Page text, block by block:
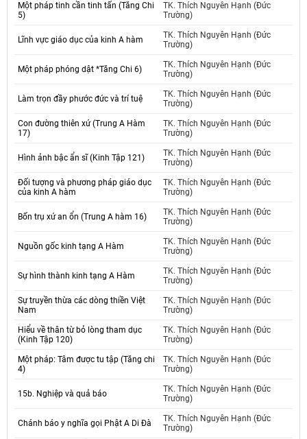
Một pháp tinh cần tinh tấn (Tăng Chi
5)
TK. Thích Nguyên Hạnh (Đức
Trường)
Lĩnh vực giáo dục của kinh A hàm
TK. Thích Nguyên Hạnh (Đức
Trường)
Một pháp phóng dật *Tăng Chi 6)
TK. Thích Nguyên Hạnh (Đức
Trường)
Làm trọn đầy phước đức và trí tuệ
TK. Thích Nguyên Hạnh (Đức
Trường)
Con đường thiên xứ (Trung A Hàm
17)
TK. Thích Nguyên Hạnh (Đức
Trường)
Hình ảnh bậc ẩn sĩ (Kinh Tập 121)
TK. Thích Nguyên Hạnh (Đức
Trường)
Đối tượng và phương pháp giáo dục
của kinh A hàm
TK. Thích Nguyên Hạnh (Đức
Trường)
Bốn trụ xứ an ổn (Trung A hàm 16)
TK. Thích Nguyên Hạnh (Đức
Trường)
Nguồn gốc kinh tạng A Hàm
TK. Thích Nguyên Hạnh (Đức
Trường)
Sự hình thành kinh tạng A Hàm
TK. Thích Nguyên Hạnh (Đức
Trường)
Sự truyền thừa các dòng thiền Việt
Nam
TK. Thích Nguyên Hạnh (Đức
Trường)
Hiểu về thân từ bỏ lòng tham dục
(Kinh Tập 120)
TK. Thích Nguyên Hạnh (Đức
Trường)
Một pháp: Tâm được tu tập (Tăng chi
4)
TK. Thích Nguyên Hạnh (Đức
Trường)
15b. Nghiệp và quả báo
TK. Thích Nguyên Hạnh (Đức
Trường)
Chánh báo y nghĩa gọi Phật A Di Đà
TK. Thích Nguyên Hạnh (Đức
Trường)